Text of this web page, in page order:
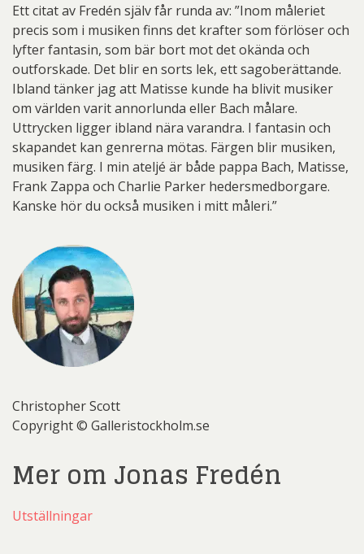
Ett citat av Fredén själv får runda av: ”Inom måleriet
precis som i musiken finns det krafter som förlöser och
lyfter fantasin, som bär bort mot det okända och
outforskade. Det blir en sorts lek, ett sagoberättande.
Ibland tänker jag att Matisse kunde ha blivit musiker
om världen varit annorlunda eller Bach målare.
Uttrycken ligger ibland nära varandra. I fantasin och
skapandet kan genrerna mötas. Färgen blir musiken,
musiken färg. I min ateljé är både pappa Bach, Matisse,
Frank Zappa och Charlie Parker hedersmedborgare.
Kanske hör du också musiken i mitt måleri.”
Christopher Scott
Copyright © Galleristockholm.se
Mer om Jonas Fredén
Utställningar